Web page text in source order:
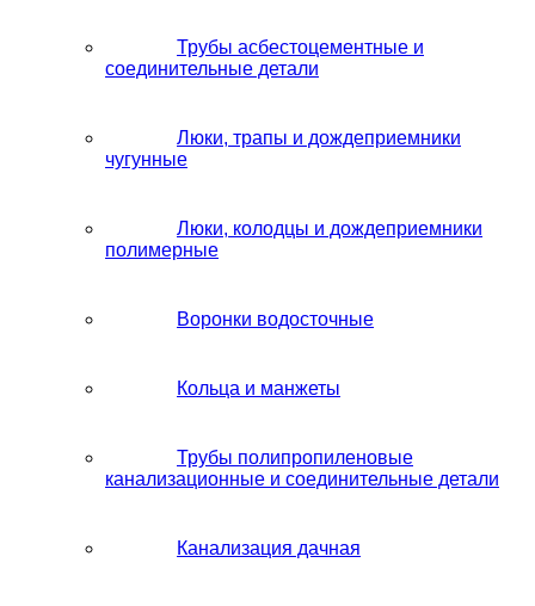
Трубы асбестоцементные и
соединительные детали
Люки, трапы и дождеприемники
чугунные
Люки, колодцы и дождеприемники
полимерные
Воронки водосточные
Кольца и манжеты
Трубы полипропиленовые
канализационные и соединительные детали
Канализация дачная